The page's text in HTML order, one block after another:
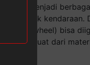
menjadi
masuk kendaraan.
hot wheel) bisa
Dibuat dari